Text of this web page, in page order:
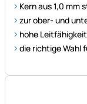
Kern aus 1,0 mm
zur ober- und
hohe
die richtige Wahl